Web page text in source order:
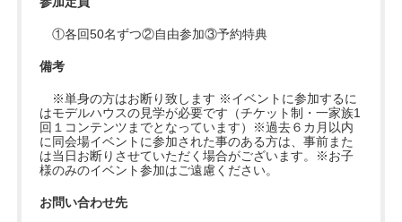
①各回50名ずつ②自由参加③予約特典
備考
※単身の方はお断り致します ※イベントに参加するに
はモデルハウスの見学が必要です（チケット制・一家族1
回１コンテンツまでとなっています）※過去６カ月以内
に同会場イベントに参加された事のある方は、事前また
は当日お断りさせていただく場合がございます。※お子
様のみのイベント参加はご遠慮ください。
お問い合わせ先